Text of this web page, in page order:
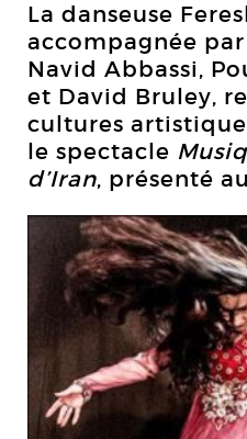
La danseuse
accompagnée
Navid Abbassi,
et David Bruley,
cultures
le spectacle
d’Iran, présenté